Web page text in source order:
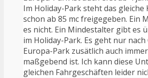
Im Holiday-Park steht das gleiche
schon ab 85 mc freigegeben. Ein
es nicht. Ein Mindestalter gibt es
im Holiday-Park. Es geht nur
Europa-Park zusätlich auch
maßgebend ist. Ich kann diese
gleichen Fahrgeschäften leider